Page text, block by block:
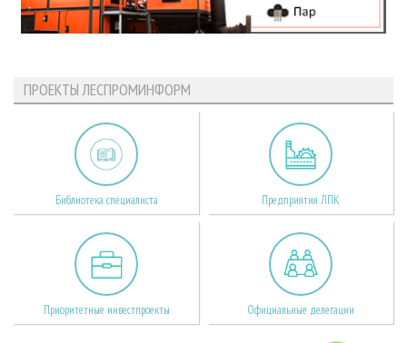
ПРОЕКТЫ ЛЕСПРОМИНФОРМ
Библиотека специалиста Предприятия ЛПК
Приоритетные инвестпроекты Официальные делегации